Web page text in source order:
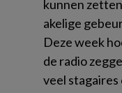
kunnen
akelige
Deze week
de radio
veel